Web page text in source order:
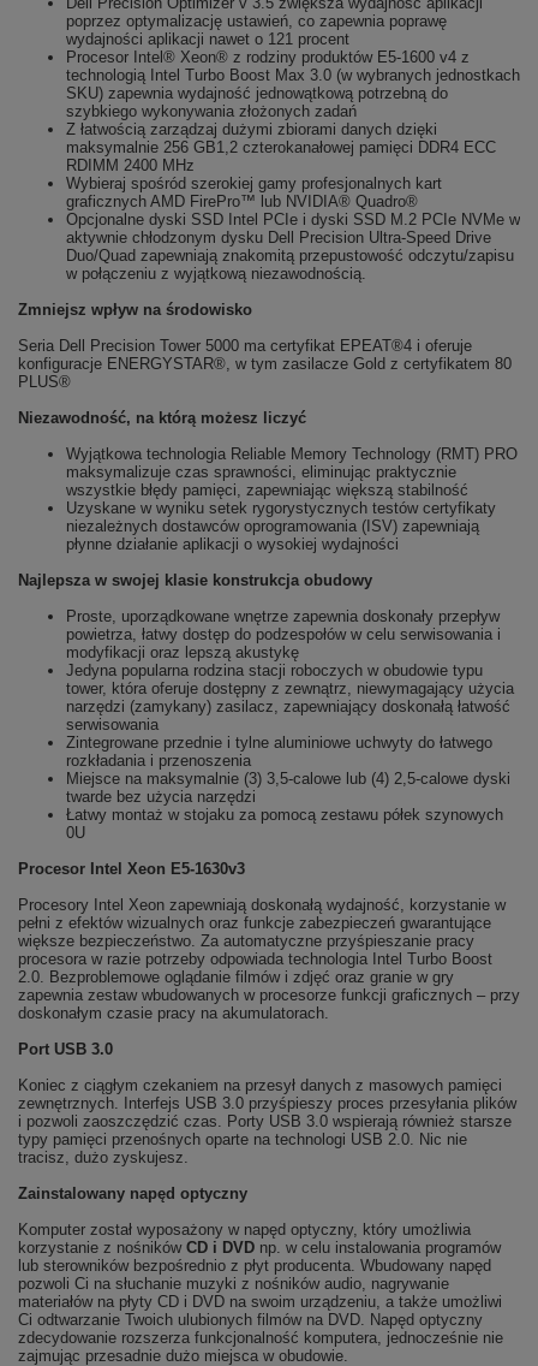
poprzez optymalizację ustawień, co zapewnia poprawę
wydajności aplikacji nawet o 121 procent
Procesor Intel® Xeon® z rodziny produktów E5-1600 v4 z
technologią Intel Turbo Boost Max 3.0 (w wybranych jednostkach
SKU) zapewnia wydajność jednowątkową potrzebną do
szybkiego wykonywania złożonych zadań
Z łatwością zarządzaj dużymi zbiorami danych dzięki
maksymalnie 256 GB1,2 czterokanałowej pamięci DDR4 ECC
RDIMM 2400 MHz
Wybieraj spośród szerokiej gamy profesjonalnych kart
graficznych AMD FirePro™ lub NVIDIA® Quadro®
Opcjonalne dyski SSD Intel PCIe i dyski SSD M.2 PCIe NVMe w
aktywnie chłodzonym dysku Dell Precision Ultra-Speed Drive
Duo/Quad zapewniają znakomitą przepustowość odczytu/zapisu
w połączeniu z wyjątkową niezawodnością.
Zmniejsz wpływ na środowisko
Seria Dell Precision Tower 5000 ma certyfikat EPEAT®4 i oferuje
konfiguracje ENERGYSTAR®, w tym zasilacze Gold z certyfikatem 80
PLUS®
Niezawodność, na którą możesz liczyć
Wyjątkowa technologia Reliable Memory Technology (RMT) PRO
maksymalizuje czas sprawności, eliminując praktycznie
wszystkie błędy pamięci, zapewniając większą stabilność
Uzyskane w wyniku setek rygorystycznych testów certyfikaty
niezależnych dostawców oprogramowania (ISV) zapewniają
płynne działanie aplikacji o wysokiej wydajności
Najlepsza w swojej klasie konstrukcja obudowy
Proste, uporządkowane wnętrze zapewnia doskonały przepływ
powietrza, łatwy dostęp do podzespołów w celu serwisowania i
modyfikacji oraz lepszą akustykę
Jedyna popularna rodzina stacji roboczych w obudowie typu
tower, która oferuje dostępny z zewnątrz, niewymagający użycia
narzędzi (zamykany) zasilacz, zapewniający doskonałą łatwość
serwisowania
Zintegrowane przednie i tylne aluminiowe uchwyty do łatwego
rozkładania i przenoszenia
Miejsce na maksymalnie (3) 3,5-calowe lub (4) 2,5-calowe dyski
twarde bez użycia narzędzi
Łatwy montaż w stojaku za pomocą zestawu półek szynowych
0U
Procesor Intel Xeon E5-1630v3
Procesory Intel Xeon zapewniają doskonałą wydajność, korzystanie w
pełni z efektów wizualnych oraz funkcje zabezpieczeń gwarantujące
większe bezpieczeństwo. Za automatyczne przyśpieszanie pracy
procesora w razie potrzeby odpowiada technologia Intel Turbo Boost
2.0. Bezproblemowe oglądanie filmów i zdjęć oraz granie w gry
zapewnia zestaw wbudowanych w procesorze funkcji graficznych – przy
doskonałym czasie pracy na akumulatorach.
Port USB 3.0
Koniec z ciągłym czekaniem na przesył danych z masowych pamięci
zewnętrznych. Interfejs USB 3.0 przyśpieszy proces przesyłania plików
i pozwoli zaoszczędzić czas. Porty USB 3.0 wspierają również starsze
typy pamięci przenośnych oparte na technologi USB 2.0. Nic nie
tracisz, dużo zyskujesz.
Zainstalowany napęd optyczny
Komputer został wyposażony w napęd optyczny, który umożliwia
korzystanie z nośników CD i DVD np. w celu instalowania programów
lub sterowników bezpośrednio z płyt producenta. Wbudowany napęd
pozwoli Ci na słuchanie muzyki z nośników audio, nagrywanie
materiałów na płyty CD i DVD na swoim urządzeniu, a także umożliwi
Ci odtwarzanie Twoich ulubionych filmów na DVD. Napęd optyczny
zdecydowanie rozszerza funkcjonalność komputera, jednocześnie nie
zajmując przesadnie dużo miejsca w obudowie.